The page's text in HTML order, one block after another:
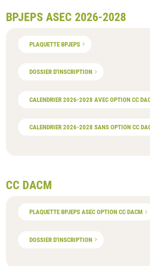
BPJEPS ASEC 2026-2028
PLAQUETTE BPJEPS
DOSSIER D'INSCRIPTION
CALENDRIER 2026-2028 AVEC OPTION CC
CALENDRIER 2026-2028 SANS OPTION CC
CC DACM
PLAQUETTE BPJEPS ASEC OPTION CC DACM
DOSSIER D'INSCRIPTION